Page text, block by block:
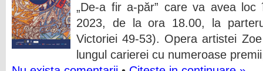
„De-a fir a-păr” care va avea
2023, de la ora 18.00, la
Victoriei 49-53). Opera artistei
lungul carierei cu numeroase